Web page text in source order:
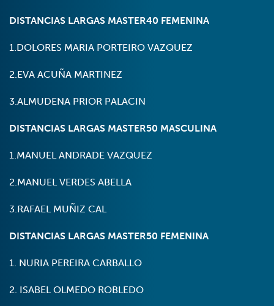
DISTANCIAS LARGAS MASTER40 FEMENINA
1.DOLORES MARIA PORTEIRO VAZQUEZ
2.EVA ACUÑA MARTINEZ
3.ALMUDENA PRIOR PALACIN
DISTANCIAS LARGAS MASTER50 MASCULINA
1.MANUEL ANDRADE VAZQUEZ
2.MANUEL VERDES ABELLA
3.RAFAEL MUÑIZ CAL
DISTANCIAS LARGAS MASTER50 FEMENINA
1. NURIA PEREIRA CARBALLO
2. ISABEL OLMEDO ROBLEDO